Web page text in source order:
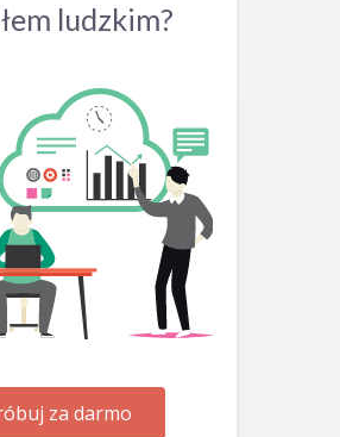
ludzkim?
za darmo